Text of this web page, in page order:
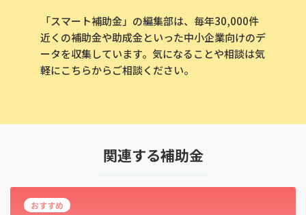
「スマート補助金」の編集部は、毎年30,000件
近くの補助金や助成金といった中小企業向けのデ
ータを収集しています。気になることや相談は気
軽にこちらからご相談ください。
関連する補助金
おすすめ